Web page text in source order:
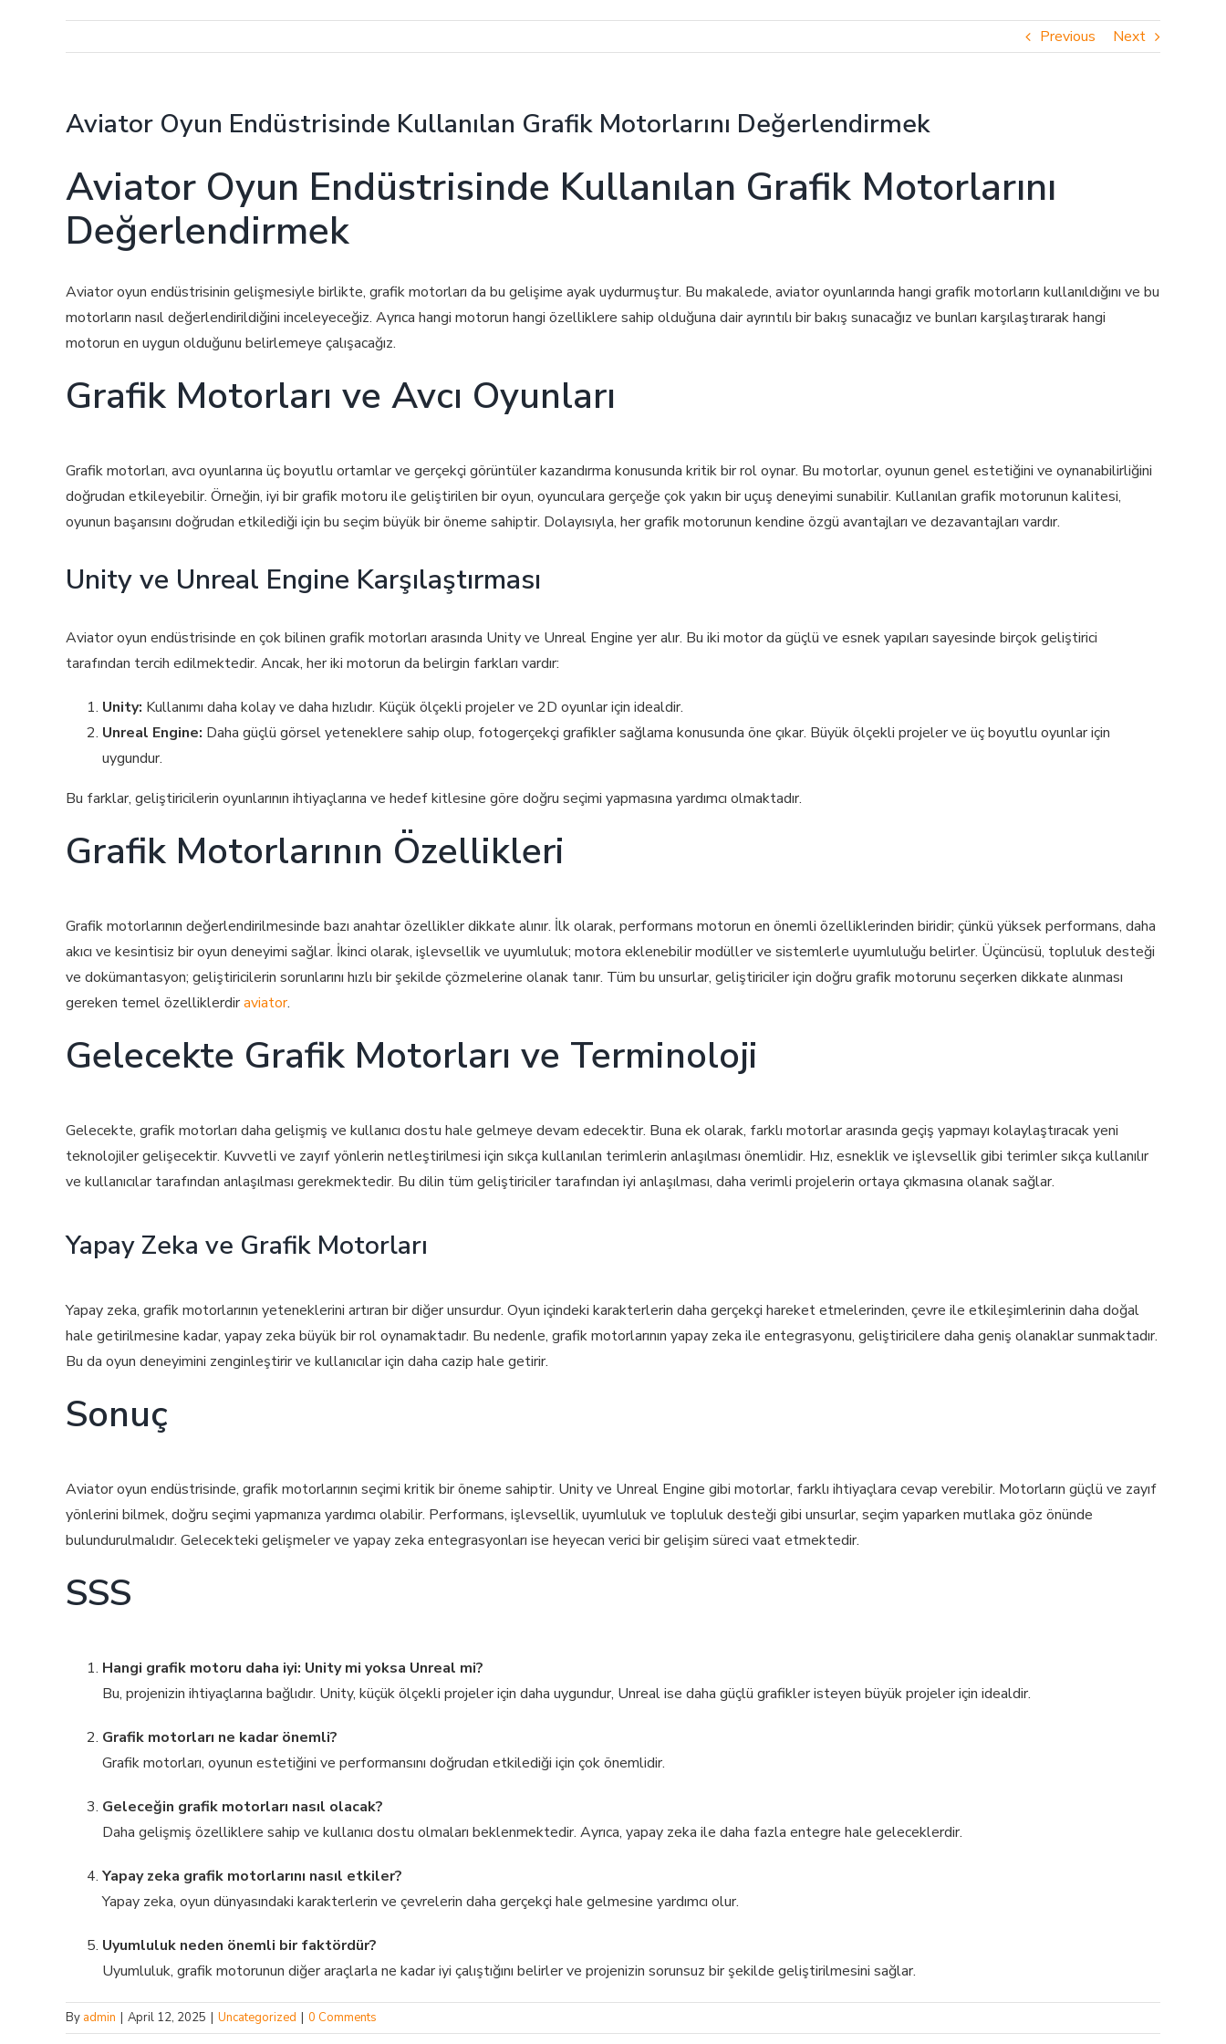
Previous Next
Aviator Oyun Endüstrisinde Kullanılan Grafik Motorlarını Değerlendirmek
Aviator Oyun Endüstrisinde Kullanılan Grafik Motorlarını
Değerlendirmek
Aviator oyun endüstrisinin gelişmesiyle birlikte, grafik motorları da bu gelişime ayak uydurmuştur. Bu makalede, aviator oyunlarında hangi grafik motorların kullanıldığını ve bu
motorların nasıl değerlendirildiğini inceleyeceğiz. Ayrıca hangi motorun hangi özelliklere sahip olduğuna dair ayrıntılı bir bakış sunacağız ve bunları karşılaştırarak hangi
motorun en uygun olduğunu belirlemeye çalışacağız.
Grafik Motorları ve Avcı Oyunları
Grafik motorları, avcı oyunlarına üç boyutlu ortamlar ve gerçekçi görüntüler kazandırma konusunda kritik bir rol oynar. Bu motorlar, oyunun genel estetiğini ve oynanabilirliğini
doğrudan etkileyebilir. Örneğin, iyi bir grafik motoru ile geliştirilen bir oyun, oyunculara gerçeğe çok yakın bir uçuş deneyimi sunabilir. Kullanılan grafik motorunun kalitesi,
oyunun başarısını doğrudan etkilediği için bu seçim büyük bir öneme sahiptir. Dolayısıyla, her grafik motorunun kendine özgü avantajları ve dezavantajları vardır.
Unity ve Unreal Engine Karşılaştırması
Aviator oyun endüstrisinde en çok bilinen grafik motorları arasında Unity ve Unreal Engine yer alır. Bu iki motor da güçlü ve esnek yapıları sayesinde birçok geliştirici
tarafından tercih edilmektedir. Ancak, her iki motorun da belirgin farkları vardır:
Unity: Kullanımı daha kolay ve daha hızlıdır. Küçük ölçekli projeler ve 2D oyunlar için idealdir.
Unreal Engine: Daha güçlü görsel yeteneklere sahip olup, fotogerçekçi grafikler sağlama konusunda öne çıkar. Büyük ölçekli projeler ve üç boyutlu oyunlar için
uygundur.
Bu farklar, geliştiricilerin oyunlarının ihtiyaçlarına ve hedef kitlesine göre doğru seçimi yapmasına yardımcı olmaktadır.
Grafik Motorlarının Özellikleri
Grafik motorlarının değerlendirilmesinde bazı anahtar özellikler dikkate alınır. İlk olarak, performans motorun en önemli özelliklerinden biridir; çünkü yüksek performans, daha
akıcı ve kesintisiz bir oyun deneyimi sağlar. İkinci olarak, işlevsellik ve uyumluluk; motora eklenebilir modüller ve sistemlerle uyumluluğu belirler. Üçüncüsü, topluluk desteği
ve dokümantasyon; geliştiricilerin sorunlarını hızlı bir şekilde çözmelerine olanak tanır. Tüm bu unsurlar, geliştiriciler için doğru grafik motorunu seçerken dikkate alınması
gereken temel özelliklerdiraviator.
Gelecekte Grafik Motorları ve Terminoloji
Gelecekte, grafik motorları daha gelişmiş ve kullanıcı dostu hale gelmeye devam edecektir. Buna ek olarak, farklı motorlar arasında geçiş yapmayı kolaylaştıracak yeni
teknolojiler gelişecektir. Kuvvetli ve zayıf yönlerin netleştirilmesi için sıkça kullanılan terimlerin anlaşılması önemlidir. Hız, esneklik ve işlevsellik gibi terimler sıkça kullanılır
ve kullanıcılar tarafından anlaşılması gerekmektedir. Bu dilin tüm geliştiriciler tarafından iyi anlaşılması, daha verimli projelerin ortaya çıkmasına olanak sağlar.
Yapay Zeka ve Grafik Motorları
Yapay zeka, grafik motorlarının yeteneklerini artıran bir diğer unsurdur. Oyun içindeki karakterlerin daha gerçekçi hareket etmelerinden, çevre ile etkileşimlerinin daha doğal
hale getirilmesine kadar, yapay zeka büyük bir rol oynamaktadır. Bu nedenle, grafik motorlarının yapay zeka ile entegrasyonu, geliştiricilere daha geniş olanaklar sunmaktadır.
Bu da oyun deneyimini zenginleştirir ve kullanıcılar için daha cazip hale getirir.
Sonuç
Aviator oyun endüstrisinde, grafik motorlarının seçimi kritik bir öneme sahiptir. Unity ve Unreal Engine gibi motorlar, farklı ihtiyaçlara cevap verebilir. Motorların güçlü ve zayıf
yönlerini bilmek, doğru seçimi yapmanıza yardımcı olabilir. Performans, işlevsellik, uyumluluk ve topluluk desteği gibi unsurlar, seçim yaparken mutlaka göz önünde
bulundurulmalıdır. Gelecekteki gelişmeler ve yapay zeka entegrasyonları ise heyecan verici bir gelişim süreci vaat etmektedir.
SSS
Hangi grafik motoru daha iyi: Unity mi yoksa Unreal mi?
Bu, projenizin ihtiyaçlarına bağlıdır. Unity, küçük ölçekli projeler için daha uygundur, Unreal ise daha güçlü grafikler isteyen büyük projeler için idealdir.
Grafik motorları ne kadar önemli?
Grafik motorları, oyunun estetiğini ve performansını doğrudan etkilediği için çok önemlidir.
Geleceğin grafik motorları nasıl olacak?
Daha gelişmiş özelliklere sahip ve kullanıcı dostu olmaları beklenmektedir. Ayrıca, yapay zeka ile daha fazla entegre hale geleceklerdir.
Yapay zeka grafik motorlarını nasıl etkiler?
Yapay zeka, oyun dünyasındaki karakterlerin ve çevrelerin daha gerçekçi hale gelmesine yardımcı olur.
Uyumluluk neden önemli bir faktördür?
Uyumluluk, grafik motorunun diğer araçlarla ne kadar iyi çalıştığını belirler ve projenizin sorunsuz bir şekilde geliştirilmesini sağlar.
By admin | April 12, 2025 | Uncategorized | 0 Comments